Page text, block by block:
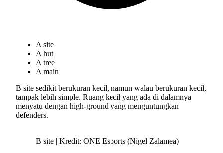
A site
A hut
A tree
A main
B site sedikit berukuran kecil, namun walau berukuran kecil,
tampak lebih simple. Ruang kecil yang ada di dalamnya
menyatu dengan high-ground yang menguntungkan
defenders.
B site | Kredit: ONE Esports (Nigel Zalamea)